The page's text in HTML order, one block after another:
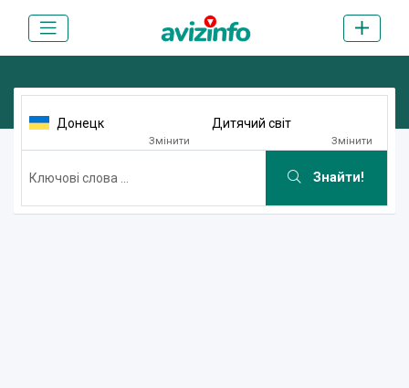
Донецк
Змінити
Дитячий світ
Змінити
Знайти!